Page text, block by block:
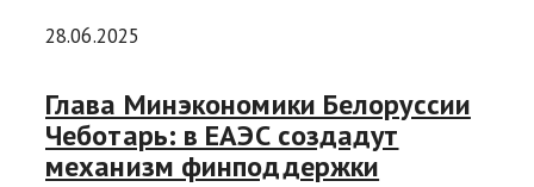
28.06.2025
Глава Минэкономики Белоруссии
Чеботарь: в ЕАЭС создадут
механизм финподдержки